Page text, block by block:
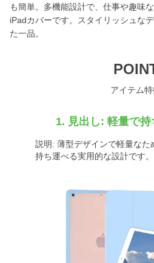
も簡単。多機能設計で、仕事や趣味
iPadカバーです。スタイリッシュな
た一品。
アイテム
1. 見出し: 軽量で持
説明: 薄型デザインで軽量なた
持ち運べる実用的な設計です。